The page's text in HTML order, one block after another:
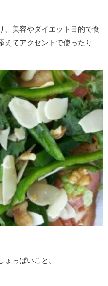
、美容やダイエット目的で食
えてアクセントで使ったり
ょっぱいこと。